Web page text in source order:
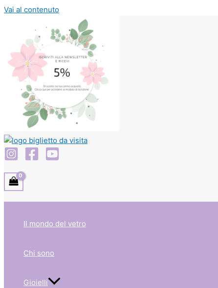
Vai al contenuto
Il mondo del vetro
Chi sono
Gioielli